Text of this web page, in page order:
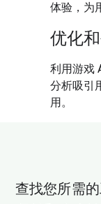
体验，为
优化
利用游戏
分析吸引
用。
查找您所需